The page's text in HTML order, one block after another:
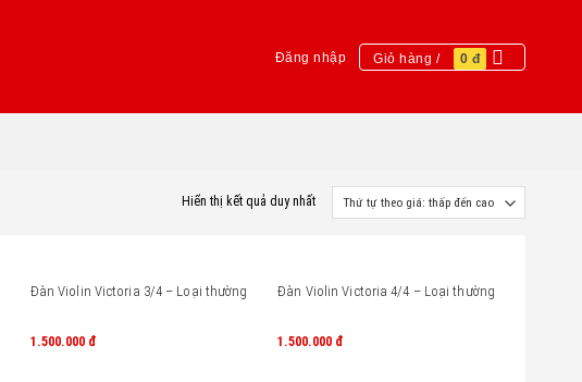
Đăng nhập Giỏ hàng / 0 đ
Hiển thị kết quả duy nhất
Đàn Violin Victoria 3/4 – Loại thường
1.500.000 đ
Đàn Violin Victoria 4/4 – Loại thường
1.500.000 đ